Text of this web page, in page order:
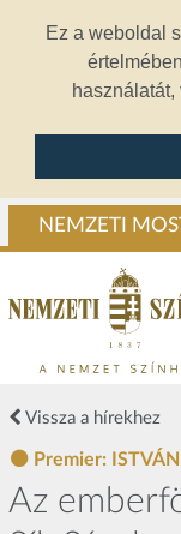
Ez a weboldal
NEMZETI
Vissza a hírekhez
Premier:
Az